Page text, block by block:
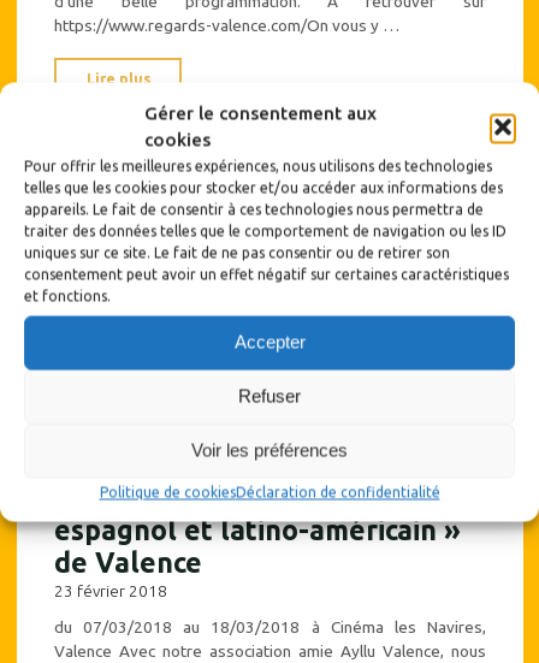
Gérer le consentement aux
cookies
Pour offrir les meilleures expériences, nous utilisons des technologies
telles que les cookies pour stocker et/ou accéder aux informations des
appareils. Le fait de consentir à ces technologies nous permettra de
traiter des données telles que le comportement de navigation ou les ID
uniques sur ce site. Le fait de ne pas consentir ou de retirer son
consentement peut avoir un effet négatif sur certaines caractéristiques
et fonctions.
Accepter
Refuser
Voir les préférences
Politique de cookiesDéclaration de confidentialité
https://www.regards-valence.com/On vous y …
Lire plus
Regards
sur
le
cinéma
espagnol
et
latino-
Participation au festival
« Regards sur le cinéma
espagnol et latino-américain »
de Valence
23 février 2018
du 07/03/2018 au 18/03/2018 à Cinéma les Navires,
Valence Avec notre association amie Ayllu Valence, nous